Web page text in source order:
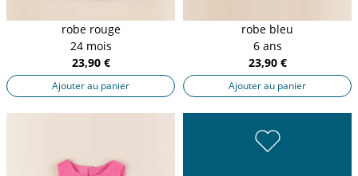
robe rouge
24 mois
23,90 €
Ajouter au panier
robe bleu
6 ans
23,90 €
Ajouter au panier